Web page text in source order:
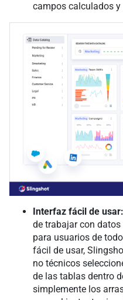
campos calculados y
Interfaz fácil de usar:
de trabajar con
para usuarios de
fácil de usar,
no técnicos
de las tablas dentro
simplemente los